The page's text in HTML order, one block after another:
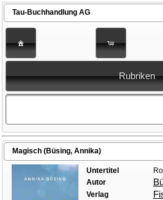
Tau-Buchhandlung AG
Rubriken
Magisch (Büsing, Annika)
Untertitel
Autor
Verlag